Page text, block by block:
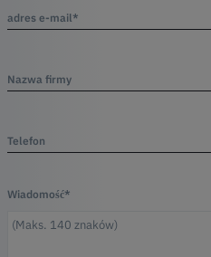
adres e-mail*
Nazwa firmy
Telefon
Wiadomość*